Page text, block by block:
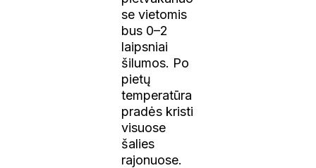
se vietomis
bus 0–2
laipsniai
šilumos. Po
pietų
temperatūra
pradės kristi
visuose
šalies
rajonuose.